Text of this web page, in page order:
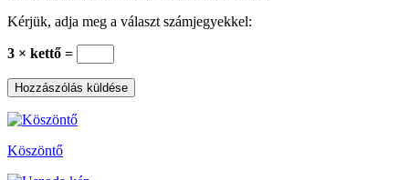
Kérjük, adja meg a választ számjegyekkel:
3 × kettő =
Köszöntő